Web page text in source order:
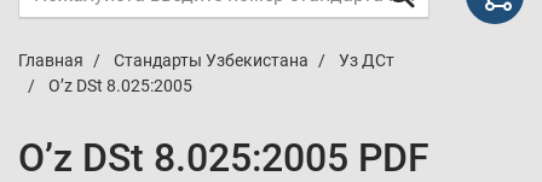
Главная Стандарты Узбекистана
Уз ДСт
O’z DSt 8.025:2005
O’z DSt 8.025:2005 PDF